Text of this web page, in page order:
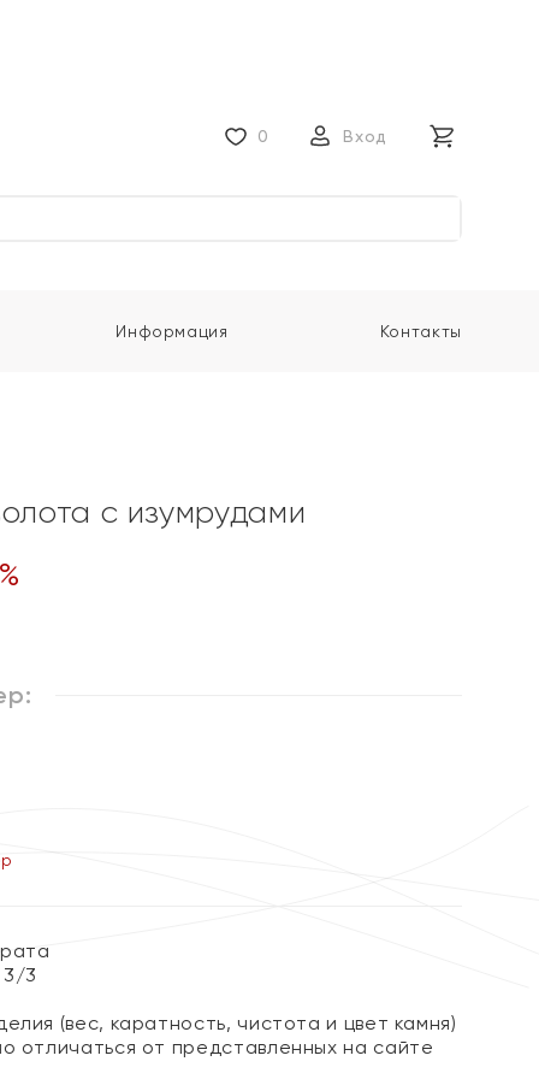
0 Вход
Информация Контакты
с изумрудами
%
3/3
(вес, каратность, чистота и цвет камня)
отличаться от представленных на сайте